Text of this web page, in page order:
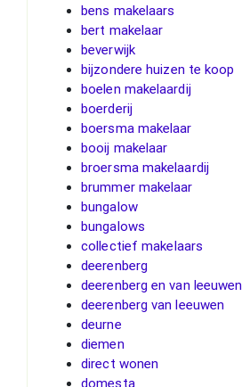
bens makelaars
bert makelaar
beverwijk
bijzondere huizen te koop
boelen makelaardij
boerderij
boersma makelaar
booij makelaar
broersma makelaardij
brummer makelaar
bungalow
bungalows
collectief makelaars
deerenberg
deerenberg en van leeuwen
deerenberg van leeuwen
deurne
diemen
direct wonen
domesta